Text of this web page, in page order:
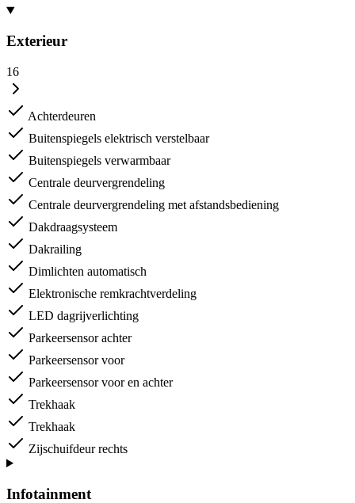
Exterieur
16
Achterdeuren
Buitenspiegels elektrisch verstelbaar
Buitenspiegels verwarmbaar
Centrale deurvergrendeling
Centrale deurvergrendeling met afstandsbediening
Dakdraagsysteem
Dakrailing
Dimlichten automatisch
Elektronische remkrachtverdeling
LED dagrijverlichting
Parkeersensor achter
Parkeersensor voor
Parkeersensor voor en achter
Trekhaak
Trekhaak
Zijschuifdeur rechts
Infotainment